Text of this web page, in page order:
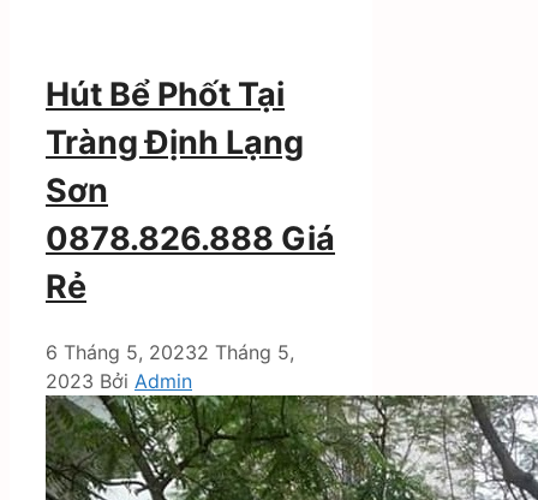
Hút Bể Phốt Tại
Tràng Định Lạng
Sơn
0878.826.888 Giá
Rẻ
6 Tháng 5, 20232 Tháng 5,
2023 Bởi Admin